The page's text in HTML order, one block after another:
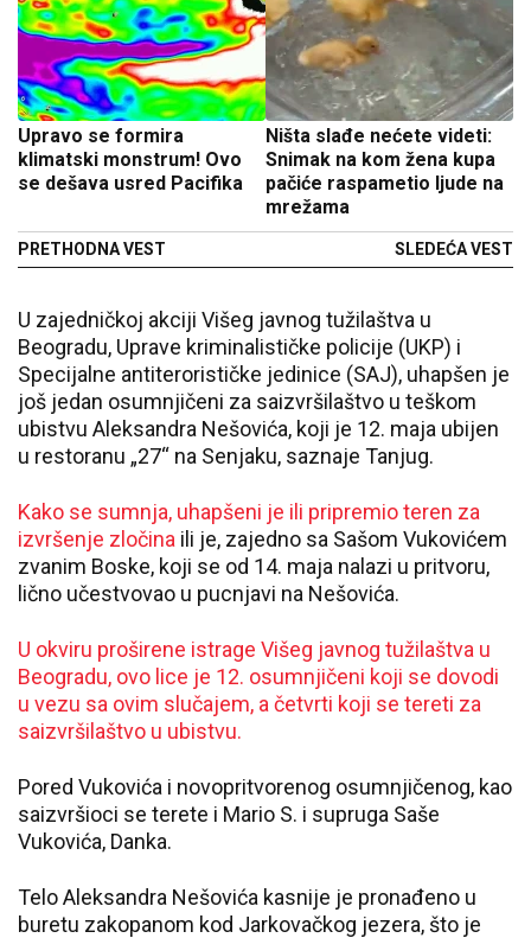
Upravo se formira
klimatski monstrum! Ovo
se dešava usred Pacifika
PRETHODNA VEST
Ništa slađe nećete videti:
Snimak na kom žena kupa
pačiće raspametio ljude na
mrežama
SLEDEĆA VEST
U zajedničkoj akciji Višeg javnog tužilaštva u
Beogradu, Uprave kriminalističke policije (UKP) i
Specijalne antiterorističke jedinice (SAJ), uhapšen je
još jedan osumnjičeni za saizvršilaštvo u teškom
ubistvu Aleksandra Nešovića, koji je 12. maja ubijen
u restoranu „27“ na Senjaku, saznaje Tanjug.
Kako se sumnja, uhapšeni je ili pripremio teren za
izvršenje zločina ili je, zajedno sa Sašom Vukovićem
zvanim Boske, koji se od 14. maja nalazi u pritvoru,
lično učestvovao u pucnjavi na Nešovića.
U okviru proširene istrage Višeg javnog tužilaštva u
Beogradu, ovo lice je 12. osumnjičeni koji se dovodi
u vezu sa ovim slučajem, a četvrti koji se tereti za
saizvršilaštvo u ubistvu.
Pored Vukovića i novopritvorenog osumnjičenog, kao
saizvršioci se terete i Mario S. i supruga Saše
Vukovića, Danka.
Telo Aleksandra Nešovića kasnije je pronađeno u
buretu zakopanom kod Jarkovačkog jezera, što je